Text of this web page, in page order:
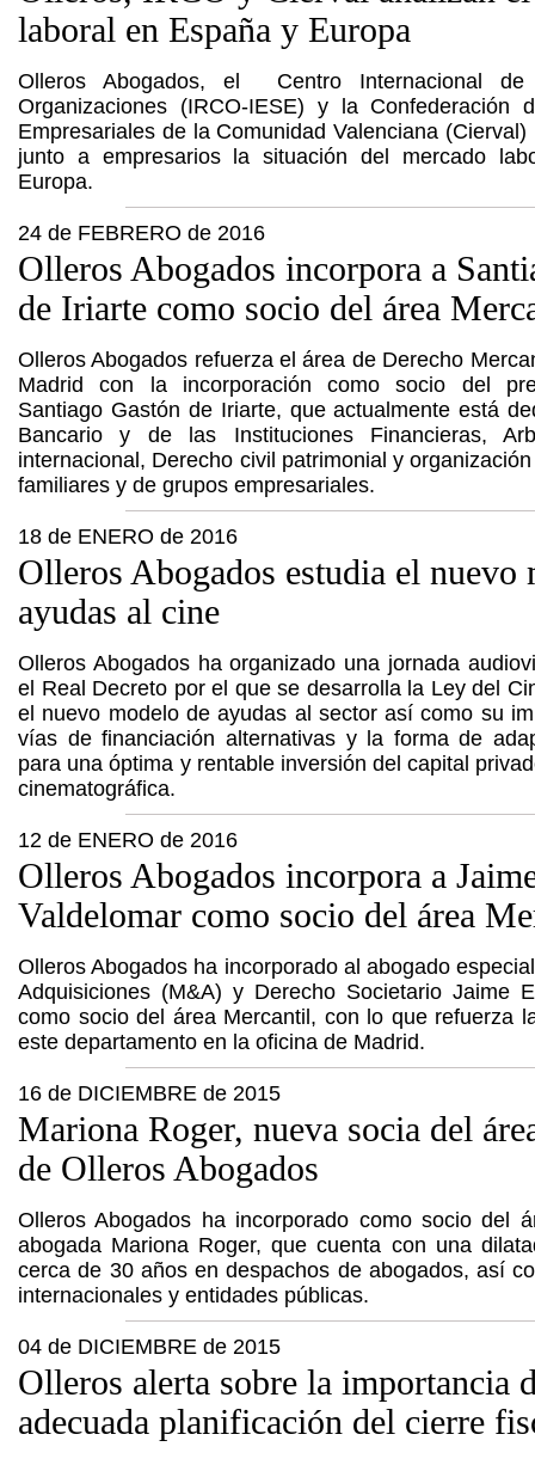
laboral en España y Europa
Olleros Abogados, el Centro Internacional de
Organizaciones (IRCO-IESE) y la Confederación
Empresariales de la Comunidad Valenciana
junto a empresarios la situación del mercado
Europa.
24 de FEBRERO de 2016
Olleros Abogados incorpora a
de Iriarte como socio del área
Olleros Abogados refuerza el área de Derecho
Madrid con la incorporación como socio del
Santiago Gastón de Iriarte, que actualmente está
Bancario y de las Instituciones Financieras,
internacional, Derecho civil patrimonial y
familiares y de grupos empresariales.
18 de ENERO de 2016
Olleros Abogados estudia el nuevo
ayudas al cine
Olleros Abogados ha organizado una jornada
el Real Decreto por el que se desarrolla la Ley del
el nuevo modelo de ayudas al sector así como su
vías de financiación alternativas y la forma de
para una óptima y rentable inversión del capital
cinematográfica.
12 de ENERO de 2016
Olleros Abogados incorpora a
Valdelomar como socio del área
Olleros Abogados ha incorporado al abogado
Adquisiciones (M&A) y Derecho Societario Jaime
como socio del área Mercantil, con lo que refuerza
este departamento en la oficina de Madrid.
16 de DICIEMBRE de 2015
Mariona Roger, nueva socia del
de Olleros Abogados
Olleros Abogados ha incorporado como socio del
abogada Mariona Roger, que cuenta con una
cerca de 30 años en despachos de abogados, así
internacionales y entidades públicas.
04 de DICIEMBRE de 2015
Olleros alerta sobre la importancia
adecuada planificación del cierre